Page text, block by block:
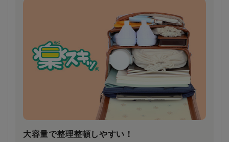
雨の日や薄暗い夕方でもドライバーの注意を引
き安全・安心
雨で視界が悪い日や夕暮れ時に、ランドセルのふちが
ピカッと光り、ドライバーの注意を引きます。
大容量で整理整頓しやすい！